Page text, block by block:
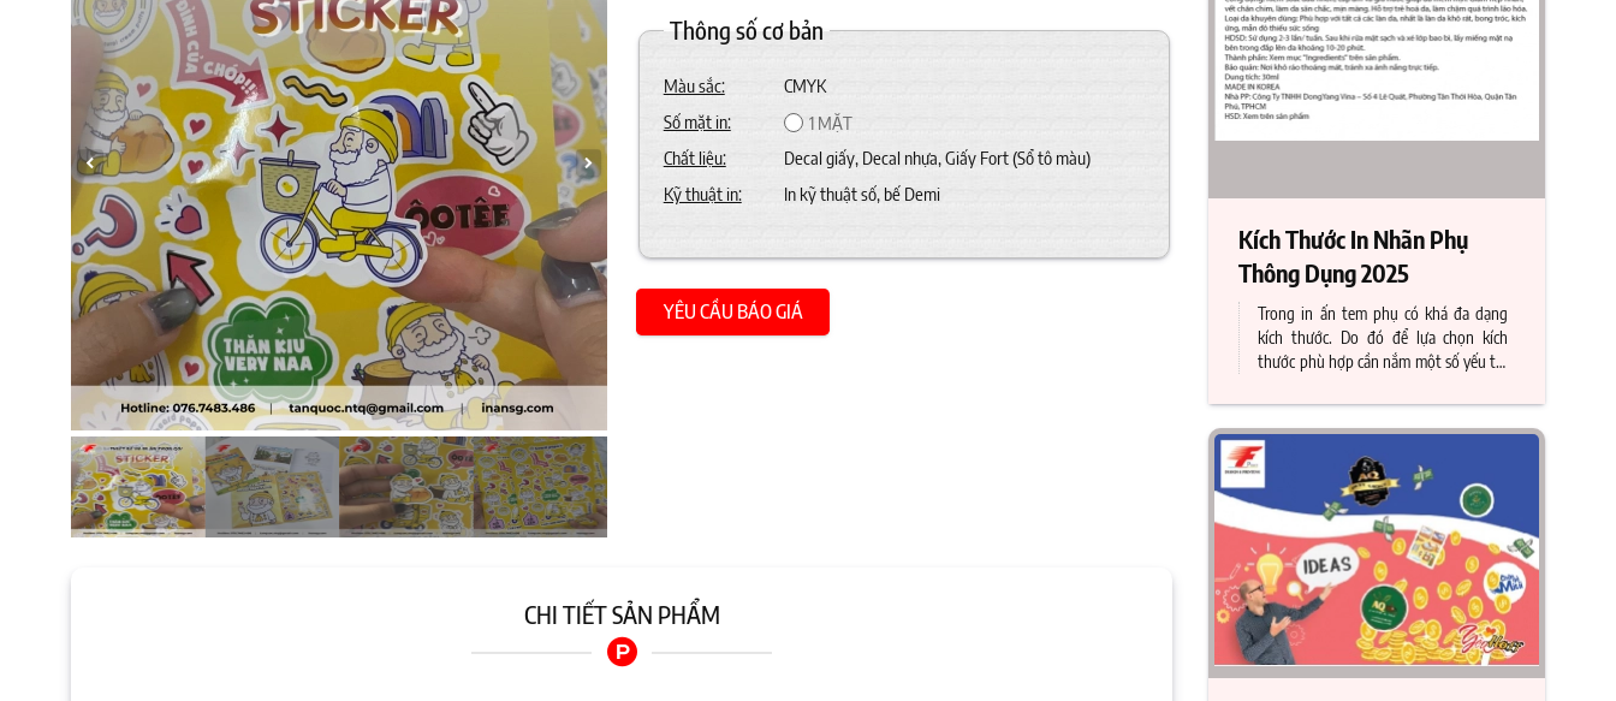
Thông số cơ bản
Màu sắc:
CMYK
Số mặt in:
1 MẶT
Chất liệu:
Decal giấy, Decal nhựa, Giấy Fort (Sổ tô màu)
Kỹ thuật in:
In kỹ thuật số, bế Demi
YÊU CẦU BÁO GIÁ
CHI TIẾT SẢN PHẨM
Kích Thước In Nhãn Phụ
Thông Dụng 2025
Trong in ấn tem phụ có khá đa dạng
kích thước. Do đó để lựa chọn kích
thước phù hợp cần nắm một số yếu tố.
yếu tố đó cũng như các kích thước tem
phụ phổ biến hiện nay.